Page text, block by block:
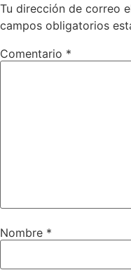
Tu dirección de correo
campos obligatorios
Comentario *
Nombre *